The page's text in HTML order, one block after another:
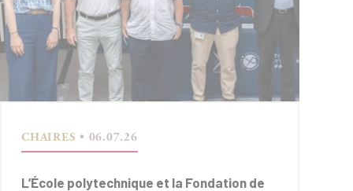
CHAIRES • 06.07.26
L’École polytechnique et la Fondation de